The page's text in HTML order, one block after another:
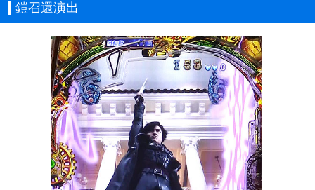
鎧召還演出